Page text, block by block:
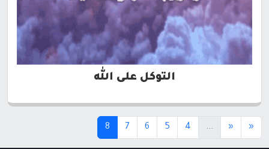
التوكل على الله
«
«
...
4
5
6
7
8
(current)